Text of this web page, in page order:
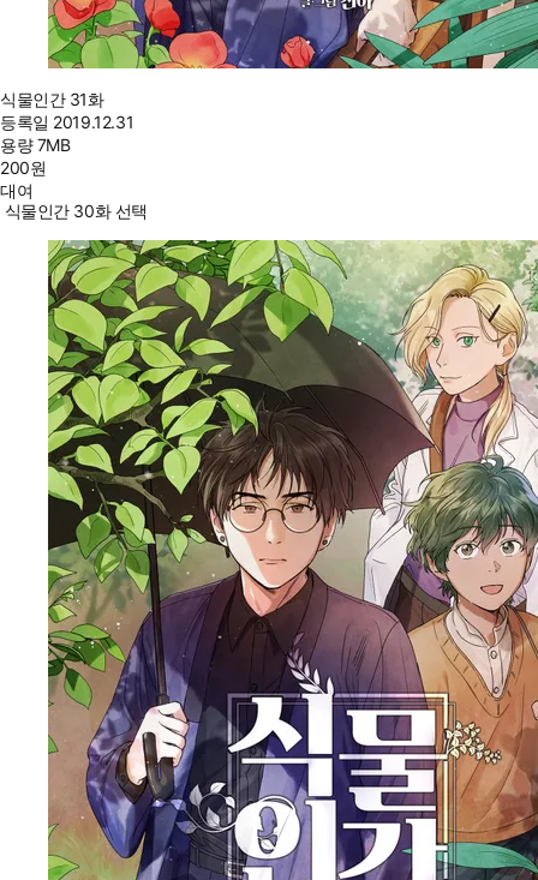
식물인간 31화
등록일 2019.12.31
용량7MB
200원
대여
식물인간 30화 선택